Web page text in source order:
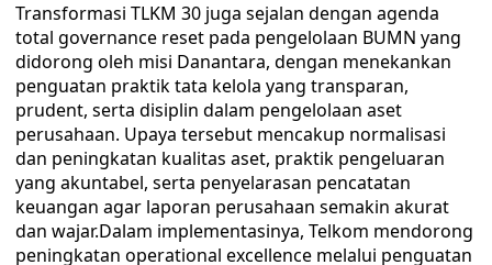
Transformasi TLKM 30 juga sejalan dengan agenda
total governance reset pada pengelolaan BUMN yang
didorong oleh misi Danantara, dengan menekankan
penguatan praktik tata kelola yang transparan,
prudent, serta disiplin dalam pengelolaan aset
perusahaan. Upaya tersebut mencakup normalisasi
dan peningkatan kualitas aset, praktik pengeluaran
yang akuntabel, serta penyelarasan pencatatan
keuangan agar laporan perusahaan semakin akurat
dan wajar.Dalam implementasinya, Telkom mendorong
peningkatan operational excellence melalui penguatan